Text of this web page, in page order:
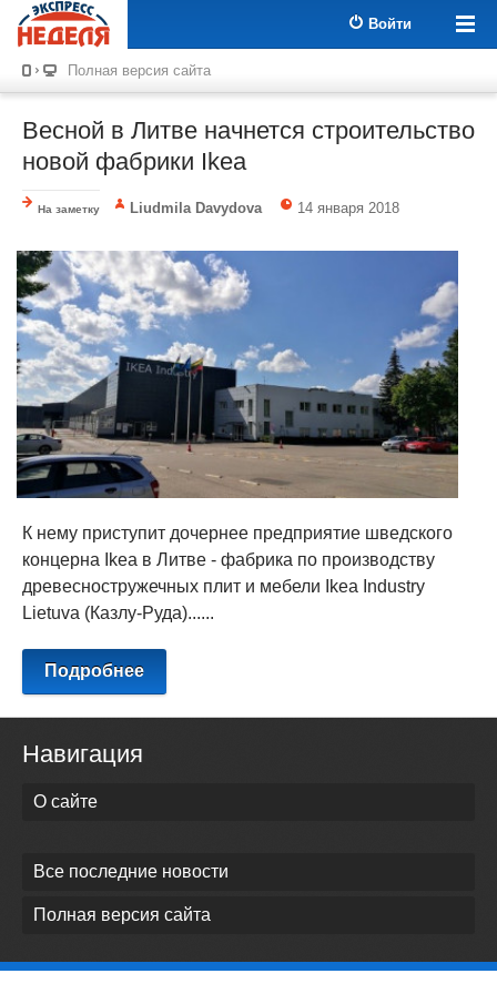
Войти
Полная версия сайта
Весной в Литве начнется строительство
новой фабрики Ikea
На заметку Liudmila Davydova 14 января 2018
К нему приступит дочернее предприятие шведского
концерна Ikea в Литве - фабрика по производству
древесностружечных плит и мебели Ikea Industry
Lietuva (Казлу-Руда)......
Подробнее
Навигация
О сайте
Все последние новости
Полная версия сайта